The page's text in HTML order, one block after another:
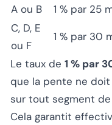
A ou B 1 % par 25
C, D, E
ou F
1 % par 30
Le taux de 1 % par
que la pente ne doit
sur tout segment
Cela garantit